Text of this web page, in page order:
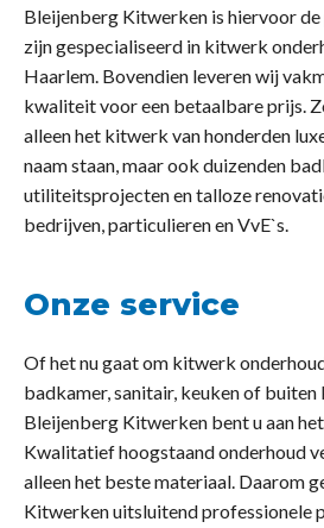
Bleijenberg Kitwerken is hiervoor
zijn gespecialiseerd in kitwerk
Haarlem. Bovendien leveren wij
kwaliteit voor een betaalbare prijs.
alleen het kitwerk van honderden
naam staan, maar ook duizenden
utiliteitsprojecten en talloze
bedrijven, particulieren en VvE`s.
Onze service
Of het nu gaat om kitwerk
badkamer, sanitair, keuken of
Bleijenberg Kitwerken bent u aan
Kwalitatief hoogstaand onderhoud
alleen het beste materiaal. Daarom
Kitwerken uitsluitend professionele